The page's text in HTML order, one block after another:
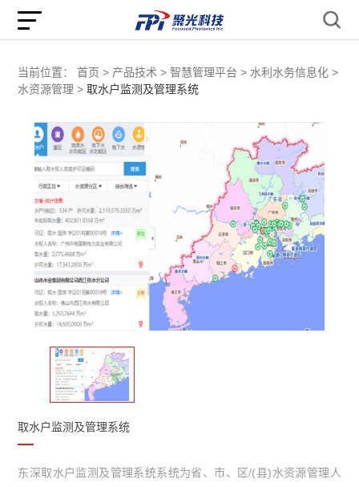
当前位置： 首页 > 产品技术 > 智慧管理平台 > 水利水务信息化 >
水资源管理 > 取水户监测及管理系统
取水户监测及管理系统
东深取水户监测及管理系统系统为省、市、区/(县)水资源管理人